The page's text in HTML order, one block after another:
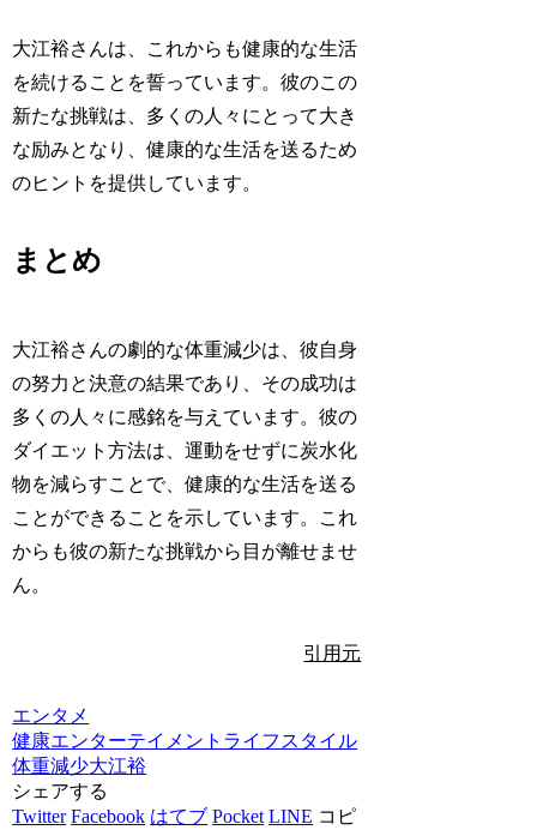
大江裕さんは、これからも健康的な生活
を続けることを誓っています。彼のこの
新たな挑戦は、多くの人々にとって大き
な励みとなり、健康的な生活を送るため
のヒントを提供しています。
まとめ
大江裕さんの劇的な体重減少は、彼自身
の努力と決意の結果であり、その成功は
多くの人々に感銘を与えています。彼の
ダイエット方法は、運動をせずに炭水化
物を減らすことで、健康的な生活を送る
ことができることを示しています。これ
からも彼の新たな挑戦から目が離せませ
ん。
引用元
エンタメ
健康エンターテイメント ライフスタイル
体重減少大江裕
シェアする
Twitter Facebook はてブ Pocket LINE コピ